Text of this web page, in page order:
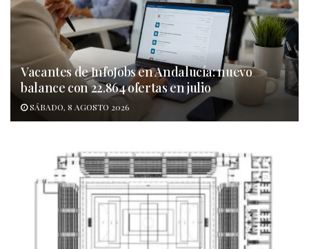
Vacantes de InfoJobs en Andalucía: nuevo
balance con 22.864 ofertas en julio
SÁBADO, 8 AGOSTO 2026